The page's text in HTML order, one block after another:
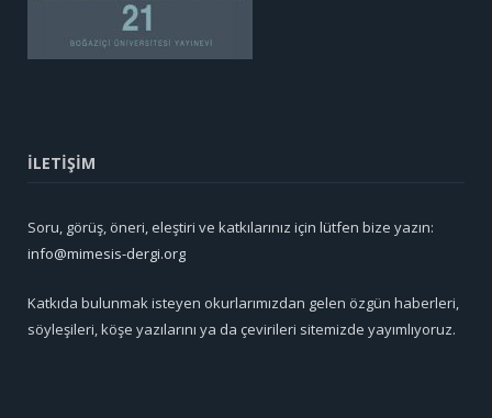
İLETİŞİM
Soru, görüş, öneri, eleştiri ve katkılarınız için lütfen bize yazın:
info@mimesis-dergi.org
Katkıda bulunmak isteyen okurlarımızdan gelen özgün haberleri,
söyleşileri, köşe yazılarını ya da çevirileri sitemizde yayımlıyoruz.